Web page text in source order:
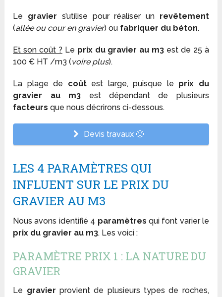
Le gravier s’utilise pour réaliser un revêtement
(allée ou cour en gravier) ou fabriquer du béton.
Et son coût ? Le prix du gravier au m3 est de 25 à
100 € HT /m3 (voire plus).
La plage de coûtest large, puisque le prix du
gravier au m3 est dépendant de plusieurs
facteurs que nous décrirons ci-dessous.
Devis travaux 🙂
LES 4 PARAMÈTRES QUI
INFLUENT SUR LE PRIX DU
GRAVIER AU M3
Nous avons identifié 4 paramètres qui font varier le
prix du gravier au m3. Les voici :
PARAMÈTRE PRIX 1 : LA NATURE DU
GRAVIER
Le gravier provient de plusieurs types de roches,